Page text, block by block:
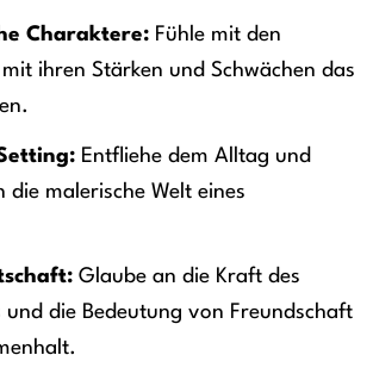
Charaktere:Fühle mit den
ihren Stärken und Schwächen das
Entfliehe dem Alltag und
die malerische Welt eines
Glaube an die Kraft des
und die Bedeutung von Freundschaft